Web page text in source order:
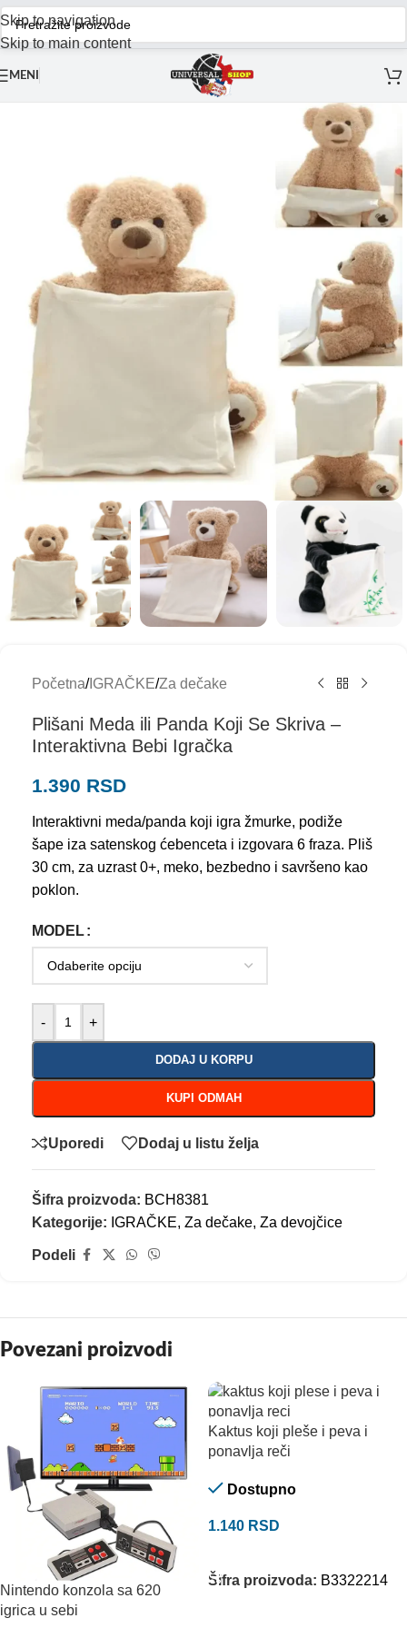
Skip to navigation
Skip to main content
MENI
Početna/IGRAČKE/Za dečake
Plišani Meda ili Panda Koji Se Skriva –
Interaktivna Bebi Igračka
1.390 RSD
Interaktivni meda/panda koji igra žmurke, podiže
šape iza satenskog ćebenceta i izgovara 6 fraza. Pliš
30 cm, za uzrast 0+, meko, bezbedno i savršeno kao
poklon.
MODEL
- +
DODAJ U KORPU
KUPI ODMAH
Uporedi Dodaj u listu želja
Šifra proizvoda: BCH8381
Kategorije: IGRAČKE, Za dečake, Za devojčice
Podeli
Povezani proizvodi
Nintendo konzola sa 620
igrica u sebi
Kaktus koji pleše i peva i
ponavlja reči
Dostupno
1.140 RSD
Šifra proizvoda: B3322214